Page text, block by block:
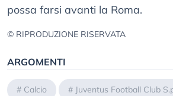
possa farsi avanti la Roma.
© RIPRODUZIONE RISERVATA
ARGOMENTI
# Calcio # Juventus Football Club